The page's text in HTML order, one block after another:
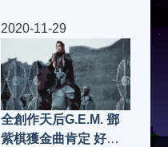
2020-11-29
全創作天后G.E.M. 鄧
紫棋獲金曲肯定 好歌